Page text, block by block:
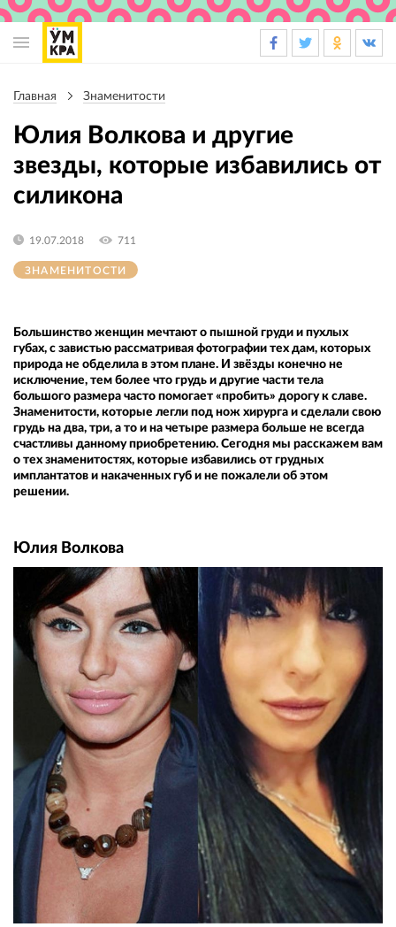
навигация
навигации
Главная Знаменитости
Юлия Волкова и другие
звезды, которые избавились от
силикона
ЗНАМЕНИТОСТИ
19.07.2018 711
Большинство женщин мечтают о пышной груди и пухлых
губах, с завистью рассматривая фотографии тех дам, которых
природа не обделила в этом плане. И звёзды конечно не
исключение, тем более что грудь и другие части тела
большого размера часто помогает «пробить» дорогу к славе.
Знаменитости, которые легли под нож хирурга и сделали свою
грудь на два, три, а то и на четыре размера больше не всегда
счастливы данному приобретению. Сегодня мы расскажем вам
о тех знаменитостях, которые избавились от грудных
имплантатов и накаченных губ и не пожалели об этом
решении.
Юлия Волкова